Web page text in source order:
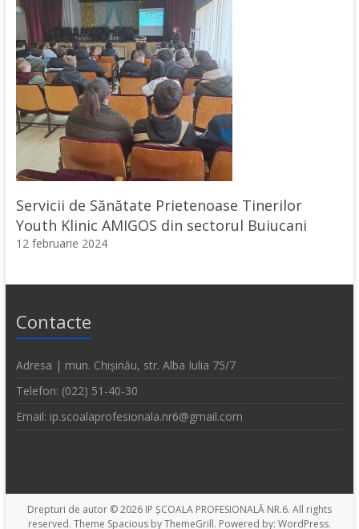
Servicii de Sănătate Prietenoase Tinerilor
Youth Klinic AMIGOS din sectorul Buiucani
12 februarie 2024
Contacte
Adresa | mun. Chișinău, str. Alba Iulia 75/7
Telefon: (022) 51-40-30
Email: ip.scoalaprofesionala.nr6@gmail.com
Drepturi de autor © 2026 IP ȘCOALA PROFESIONALĂ NR.6. All rights
reserved. Theme Spaciousby ThemeGrill. Powered by: WordPress.